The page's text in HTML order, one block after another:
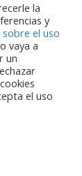
Sin
o autores y
Europea ni
la
y
el uso
vaya a
un
el uso